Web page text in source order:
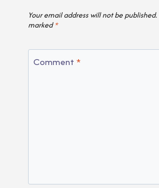
Your email address will not be published.
marked*
Comment *